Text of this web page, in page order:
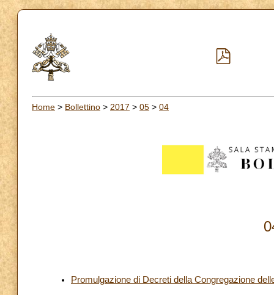
Home > Bollettino > 2017 > 05 > 04
Promulgazione di Decreti della Congregazione